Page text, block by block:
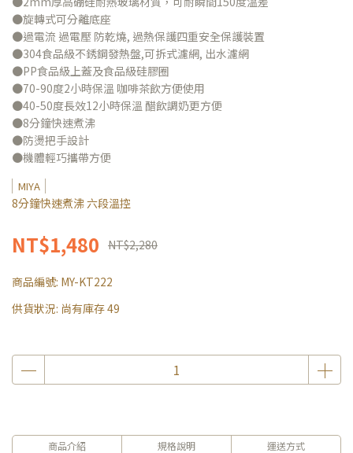
●旋轉式可分離底座
●過電流 過電壓 防乾燒, 過熱保護四重安全保護裝置
●304食品級不銹鋼發熱盤,可拆式濾網, 出水濾網
●PP食品級上蓋及食品級硅膠圈
●70-90度2小時保溫 咖啡茶飲方便使用
●40-50度長效12小時保溫 醋飲調奶更方便
●8分鐘快速煮沸
●防燙把手設計
●機體輕巧攜帶方便
MIYA
8分鐘快速煮沸 六段溫控
NT$1,480 NT$2,280
商品編號: MY-KT222
供貨狀況: 尚有庫存 49
商品介紹 規格說明 運送方式